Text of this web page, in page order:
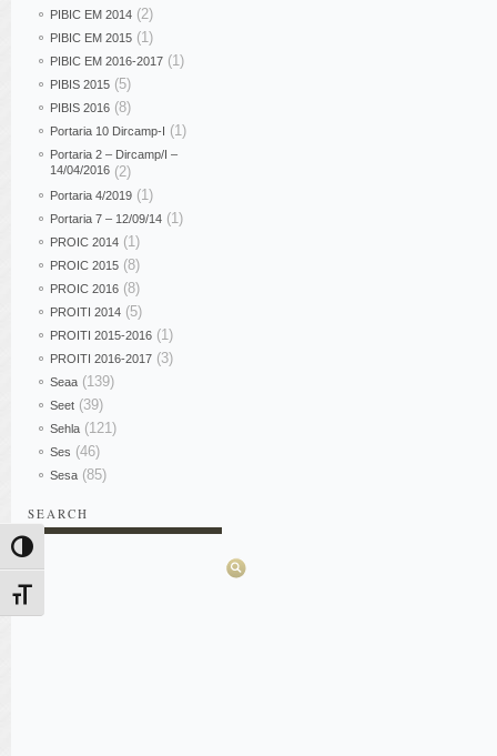
Alternar alto contraste
Alternar tamanho da fonte
PIBIC EM 2014 (2)
PIBIC EM 2015 (1)
PIBIC EM 2016-2017 (1)
PIBIS 2015 (5)
PIBIS 2016 (8)
Portaria 10 Dircamp-I (1)
Portaria 2 – Dircamp/I –
14/04/2016 (2)
Portaria 4/2019 (1)
Portaria 7 – 12/09/14 (1)
PROIC 2014 (1)
PROIC 2015 (8)
PROIC 2016 (8)
PROITI 2014 (5)
PROITI 2015-2016 (1)
PROITI 2016-2017 (3)
Seaa (139)
Seet (39)
Sehla (121)
Ses (46)
Sesa (85)
SEARCH
Pesquisar